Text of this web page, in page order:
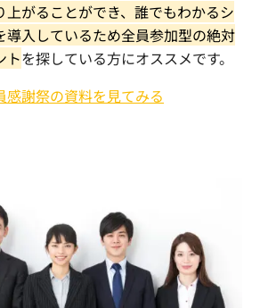
上がることができ、誰でもわかるシ
導入しているため全員参加型の絶対
トを探している方にオススメです。
謝祭の資料を見てみる